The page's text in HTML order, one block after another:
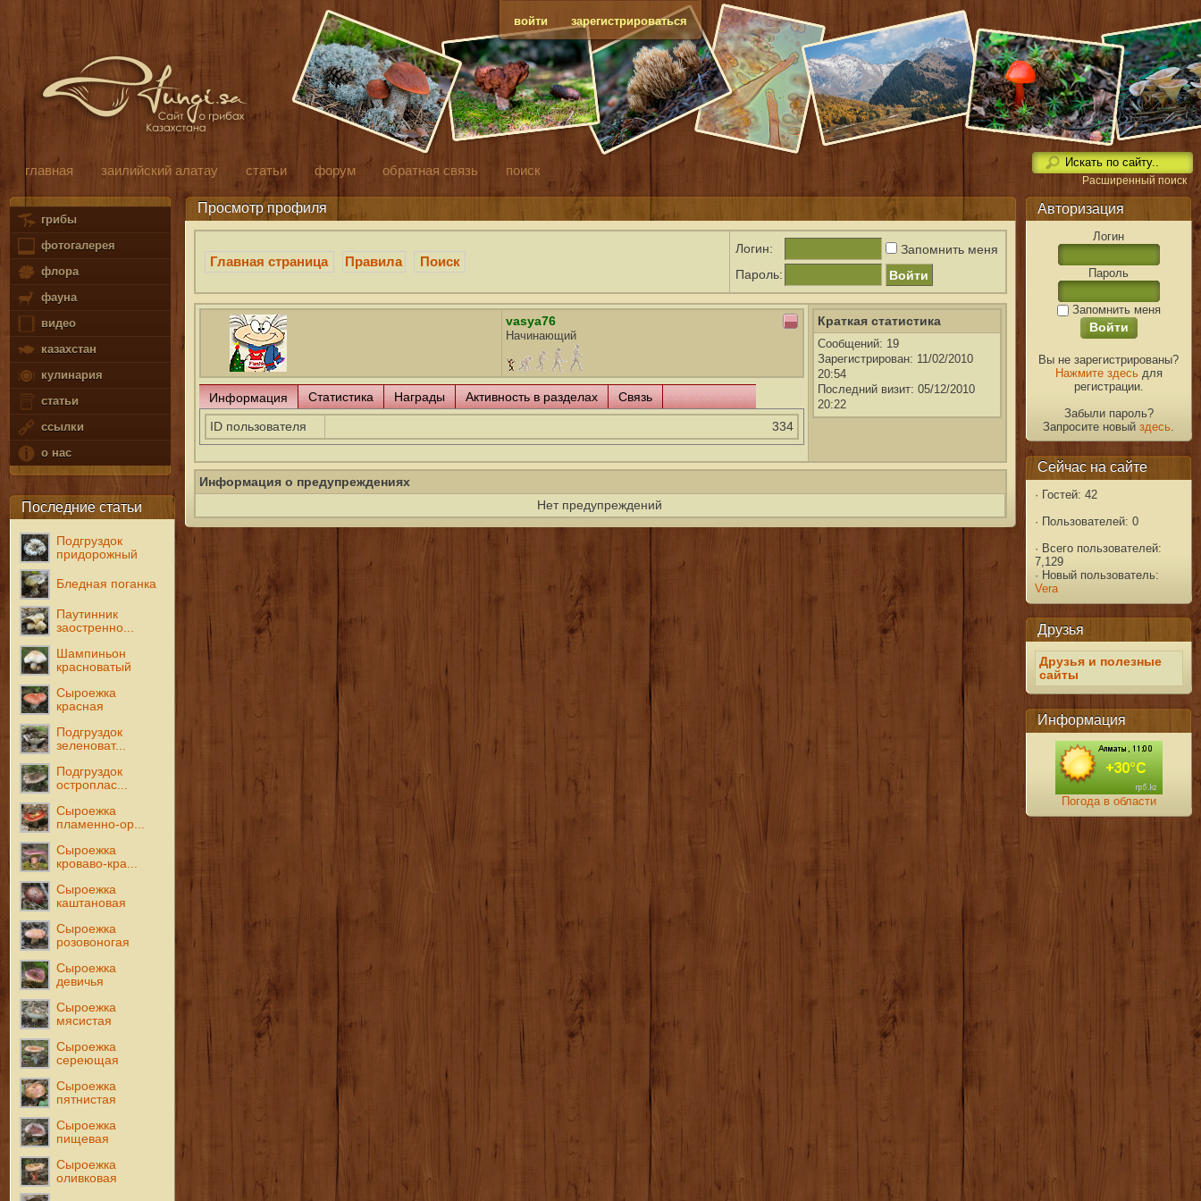
войти зарегистрироваться
главная заилийский алатау статьи форум обратная связь поиск
Расширенный поиск
грибы
фотогалерея
флора
фауна
видео
казахстан
кулинария
статьи
ссылки
о нас
Последние статьи
Подгруздок
придорожный
Бледная поганка
Паутинник
заостренно...
Шампиньон
красноватый
Сыроежка
красная
Подгруздок
зеленоват...
Подгруздок
остроплас...
Сыроежка
пламенно-ор...
Сыроежка
кроваво-кра...
Сыроежка
каштановая
Сыроежка
розовоногая
Сыроежка
девичья
Сыроежка
мясистая
Сыроежка
сереющая
Сыроежка
пятнистая
Сыроежка
пищевая
Сыроежка
оливковая
Авторизация
Логин
Пароль
Запомнить меня
Вы не зарегистрированы?
Нажмите здесьдля
регистрации.
Забыли пароль?
Запросите новыйздесь
Сейчас на сайте
· Гостей: 42
· Пользователей: 0
· Всего пользователей:
7,129
· Новый пользователь:
Vera
Друзья
Друзья и полезные
сайты
Информация
Погода в области
Просмотр профиля
Главная страница Правила Поиск
Логин:
Запомнить меня
Пароль:
vasya76
Начинающий
Информация Статистика Награды Активность в разделах Связь
ID пользователя 334
Краткая статистика
Сообщений: 19
Зарегистрирован: 11/02/2010
20:54
Последний визит: 05/12/2010
20:22
Информация о предупреждениях
Нет предупреждений